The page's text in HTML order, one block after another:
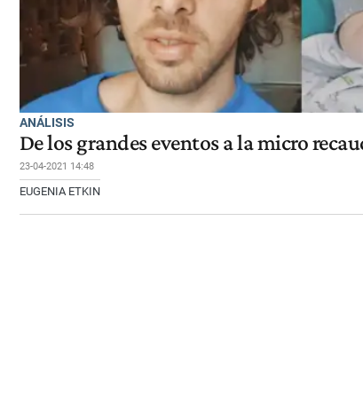
ANÁLISIS
De los grandes eventos a la micro
23-04-2021 14:48
EUGENIA ETKIN